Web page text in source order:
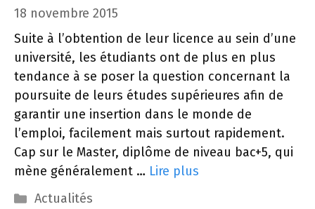
18 novembre 2015
Suite à l’obtention de leur licence au sein d’une
université, les étudiants ont de plus en plus
tendance à se poser la question concernant la
poursuite de leurs études supérieures afin de
garantir une insertion dans le monde de
l’emploi, facilement mais surtout rapidement.
Cap sur le Master, diplôme de niveau bac+5, qui
mène généralement … Lire plus
Catégories
Actualités